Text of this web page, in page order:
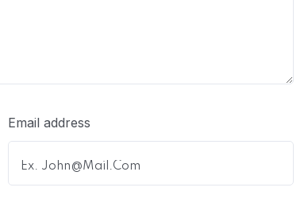
Email address